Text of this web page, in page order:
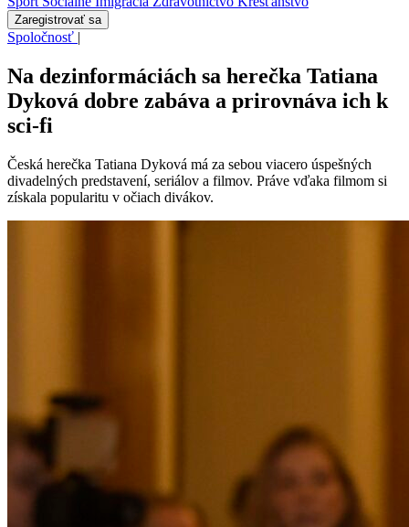
Zaregistrovať sa
Spoločnosť |
Na dezinformáciách sa herečka Tatiana
Dyková dobre zabáva a prirovnáva ich k
sci-fi
Česká herečka Tatiana Dyková má za sebou viacero úspešných
divadelných predstavení, seriálov a filmov. Práve vďaka filmom si
získala popularitu v očiach divákov.